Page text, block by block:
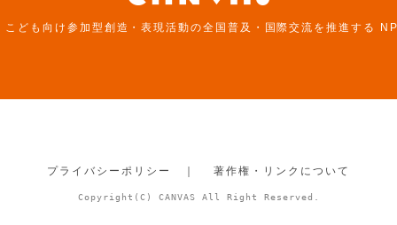
ども向け参加型創造・表現活動の全国普及・国際交流を推進する
プライバシーポリシー ｜ 著作権・リンクについて
Copyright(C) CANVAS All Right Reserved.